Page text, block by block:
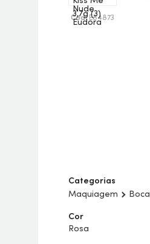
Cod: E84873
Categorias
Maquiagem
Boca
Cor
Rosa